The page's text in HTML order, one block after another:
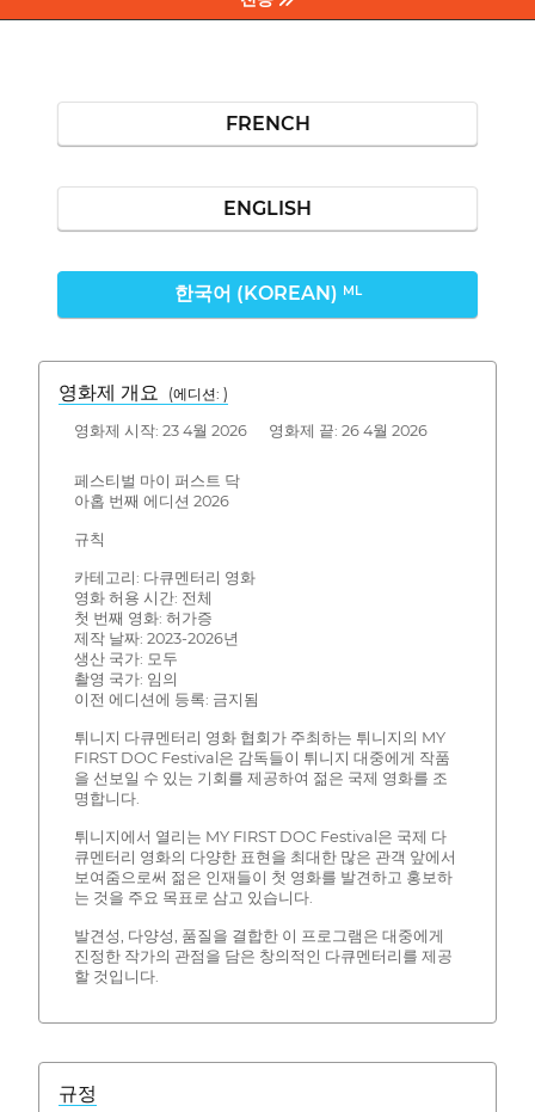
FRENCH
ENGLISH
한국어 (KOREAN) ML
영화제 개요 (에디션: )
영화제 시작: 23 4월 2026 영화제 끝: 26 4월 2026
페스티벌 마이 퍼스트 닥
아홉 번째 에디션 2026
규칙
카테고리: 다큐멘터리 영화
영화 허용 시간: 전체
첫 번째 영화: 허가증
제작 날짜: 2023-2026년
생산 국가: 모두
촬영 국가: 임의
이전 에디션에 등록: 금지됨
튀니지 다큐멘터리 영화 협회가 주최하는 튀니지의 MY
FIRST DOC Festival은 감독들이 튀니지 대중에게 작품
을 선보일 수 있는 기회를 제공하여 젊은 국제 영화를 조
명합니다.
튀니지에서 열리는 MY FIRST DOC Festival은 국제 다
큐멘터리 영화의 다양한 표현을 최대한 많은 관객 앞에서
보여줌으로써 젊은 인재들이 첫 영화를 발견하고 홍보하
는 것을 주요 목표로 삼고 있습니다.
발견성, 다양성, 품질을 결합한 이 프로그램은 대중에게
진정한 작가의 관점을 담은 창의적인 다큐멘터리를 제공
할 것입니다.
규정